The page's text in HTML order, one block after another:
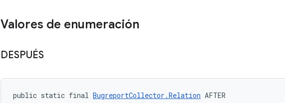
Valores de enumeración
DESPUÉS
public static final BugreportCollector.Relation AFTER